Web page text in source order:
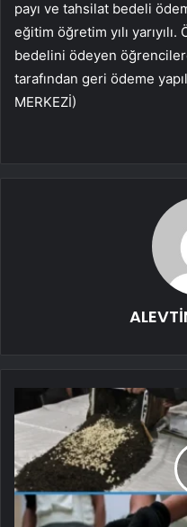
payı ve tahsilat bedeli
eğitim öğretim yılı
bedelini ödeyen
tarafından geri ödeme
MERKEZİ)